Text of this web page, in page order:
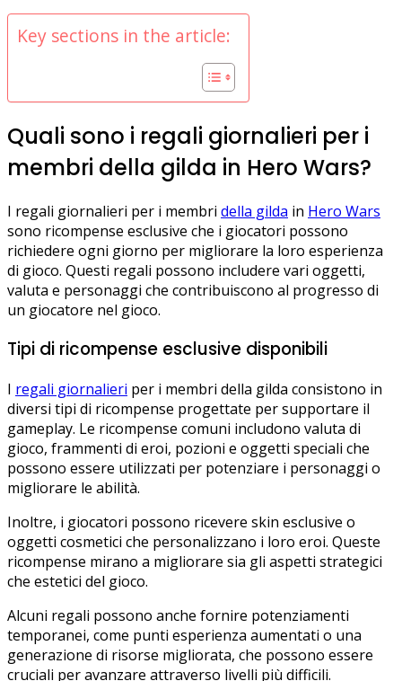
Key sections in the article:
Quali sono i regali giornalieri per i
membri della gilda in Hero Wars?
I regali giornalieri per i membri della gilda in Hero Wars
sono ricompense esclusive che i giocatori possono
richiedere ogni giorno per migliorare la loro esperienza
di gioco. Questi regali possono includere vari oggetti,
valuta e personaggi che contribuiscono al progresso di
un giocatore nel gioco.
Tipi di ricompense esclusive disponibili
I regali giornalieri per i membri della gilda consistono in
diversi tipi di ricompense progettate per supportare il
gameplay. Le ricompense comuni includono valuta di
gioco, frammenti di eroi, pozioni e oggetti speciali che
possono essere utilizzati per potenziare i personaggi o
migliorare le abilità.
Inoltre, i giocatori possono ricevere skin esclusive o
oggetti cosmetici che personalizzano i loro eroi. Queste
ricompense mirano a migliorare sia gli aspetti strategici
che estetici del gioco.
Alcuni regali possono anche fornire potenziamenti
temporanei, come punti esperienza aumentati o una
generazione di risorse migliorata, che possono essere
cruciali per avanzare attraverso livelli più difficili.